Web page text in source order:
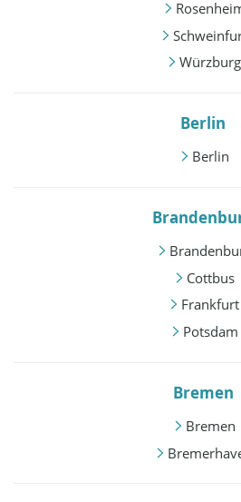
Würzburg
Berlin
Berlin
Cottbus
Frankfurt
Potsdam
Bremen
Bremen